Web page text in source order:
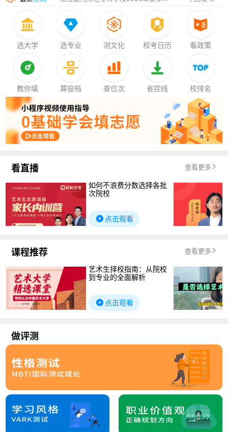
香港中文大学（深圳）2023年夏季高考招生简章
选大学 选专业 测文化 校考日历 看政策
教你填 算投档 查位次 省控线 校排名
看直播 查看更多
如何不浪费分数选择各批
次院校
点击观看
课程推荐 查看更多
艺术生择校指南：从院校
到专业的全面解析
点击观看
做评测